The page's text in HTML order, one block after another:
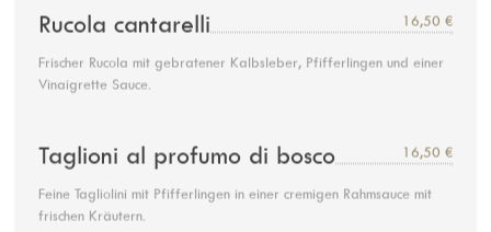
Rucola cantarelli 16,50 €
Frischer Rucola mit gebratener Kalbsleber, Pfifferlingen und einer
Vinaigrette Sauce.
Taglioni al profumo di bosco 16,50 €
Feine Tagliolini mit Pfifferlingen in einer cremigen Rahmsauce mit
frischen Kräutern.